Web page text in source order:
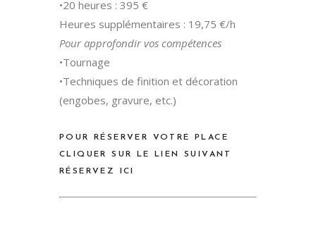
•20 heures : 395 €
Heures supplémentaires : 19,75 €/h
Pour approfondir vos compétences
•Tournage
•Techniques de finition et décoration
(engobes, gravure, etc.)
POUR RÉSERVER VOTRE PLACE
CLIQUER SUR LE LIEN SUIVANT
RÉSERVEZ ICI